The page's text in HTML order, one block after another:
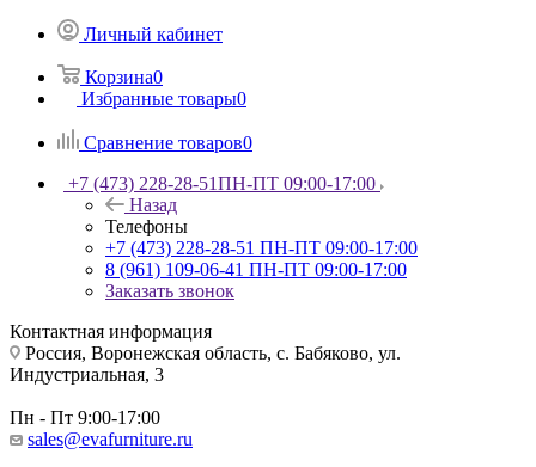
Личный кабинет
Корзина0
Избранные товары0
Сравнение товаров0
+7 (473) 228-28-51ПН-ПТ 09:00-17:00
Назад
Телефоны
+7 (473) 228-28-51 ПН-ПТ 09:00-17:00
8 (961) 109-06-41 ПН-ПТ 09:00-17:00
Заказать звонок
Контактная информация
Россия, Воронежская область, с. Бабяково, ул.
Индустриальная, 3
Пн - Пт 9:00-17:00
sales@evafurniture.ru